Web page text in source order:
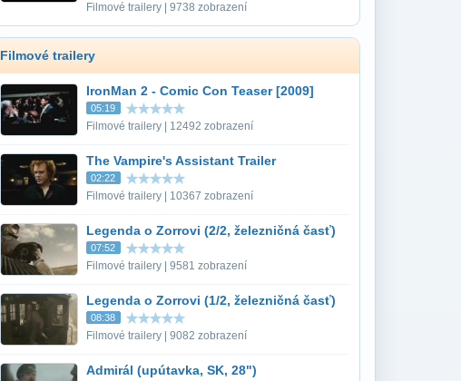
Filmové trailery | 9738 zobrazení
Filmové trailery
IronMan 2 - Comic Con Teaser [2009]
05:19
Filmové trailery | 12492 zobrazení
The Vampire's Assistant Trailer
02:22
Filmové trailery | 10367 zobrazení
Legenda o Zorrovi (2/2, železničná časť)
07:52
Filmové trailery | 9581 zobrazení
Legenda o Zorrovi (1/2, železničná časť)
08:38
Filmové trailery | 9082 zobrazení
Admirál (upútavka, SK, 28")